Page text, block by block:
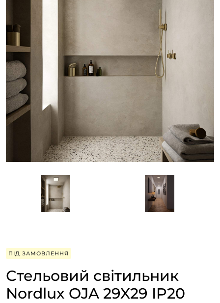
ПІД ЗАМОВЛЕННЯ
Стельовий світильник
Nordlux OJA 29X29 IP20